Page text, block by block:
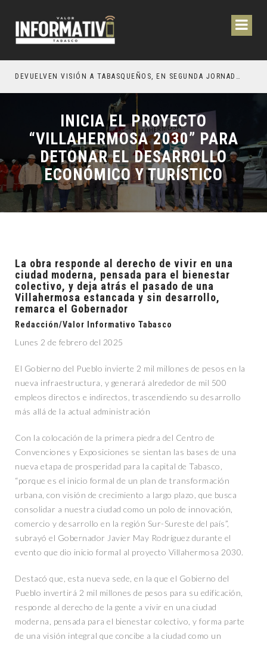
DEVUELVEN VISIÓN A TABASQUEÑOS, EN SEGUNDA JORNADA DE CIRUGÍA DE CATARATAS 2026
INICIA EL PROYECTO
“VILLAHERMOSA 2030” PARA
DETONAR EL DESARROLLO
ECONÓMICO Y TURÍSTICO
La obra responde al derecho de vivir en una
ciudad moderna, pensada para el bienestar
colectivo, y deja atrás el pasado de una
Villahermosa estancada y sin desarrollo,
remarca el Gobernador
Redacción/Valor Informativo Tabasco
Lunes 2 de febrero del 2025
El Gobierno del Pueblo invierte 2 mil millones de pesos en la
nueva infraestructura, y generará alrededor de mil 500
empleos directos e indirectos, trascendiendo su desarrollo
más allá de la actual administración
Con la colocación de la primera piedra del Centro de
Convenciones y Exposiciones se sientan las bases de una
nueva etapa de prosperidad para la capital de Tabasco,
“porque es el inicio formal de un plan de transformación
urbana, con visión de crecimiento a largo plazo, que busca
consolidar a nuestra ciudad como un polo de innovación,
comercio y desarrollo en la región Sur-Sureste del país”,
subrayó el Gobernador Javier May Rodríguez durante el
evento que dio inicio formal al proyecto Villahermosa 2030.
Destacó que, esta nueva sede, en la que el Gobierno del
Pueblo invertirá 2 mil millones de pesos para su edificación,
responde al derecho de la gente a vivir en una ciudad
moderna, pensada para el bienestar colectivo, y forma parte
de una visión integral que concibe a la ciudad como un